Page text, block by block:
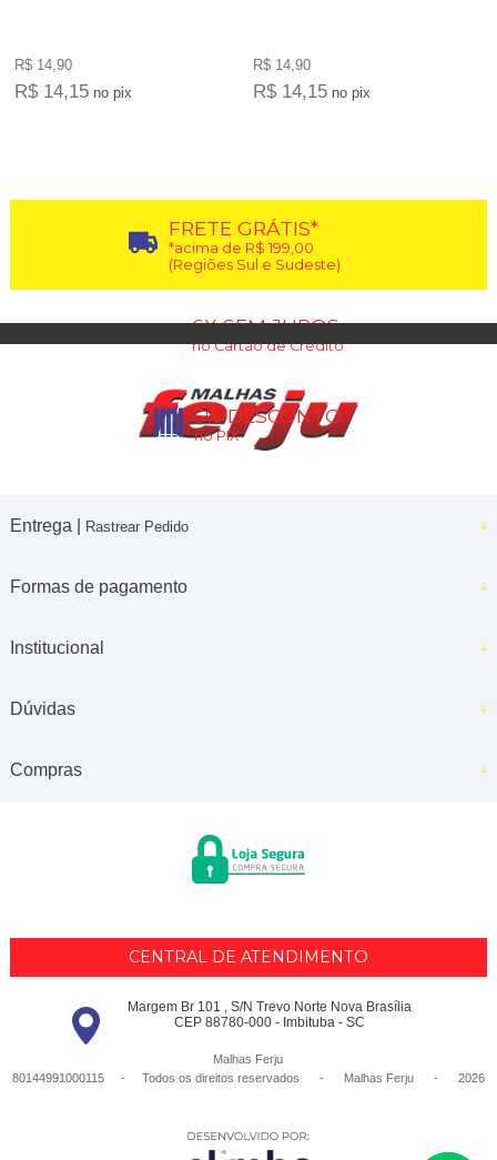
R$ 14,90
R$ 14,15 no pix
R$ 14,90
R$ 14,15 no pix
FRETE GRÁTIS*
*acima de R$ 199,00
(Regiões Sul e Sudeste)
6X SEM JUROS
no Cartão de Crédito
5% DESCONTO
no PIX
Entrega | Rastrear Pedido
Formas de pagamento
Institucional
Dúvidas
Compras
CENTRAL DE ATENDIMENTO
Margem Br 101 , S/N Trevo Norte Nova Brasília
CEP 88780-000 - Imbituba - SC
Malhas Ferju
80144991000115 - Todos os direitos reservados
- Malhas Ferju - 2026